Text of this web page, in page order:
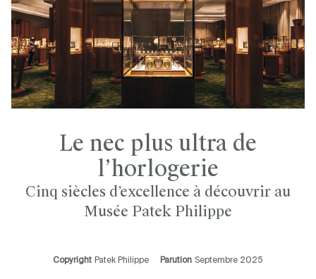
Le nec plus ultra de
l’horlogerie
Cinq siècles d’excellence à découvrir au
Musée Patek Philippe
Copyright Patek Philippe Parution Septembre 2025